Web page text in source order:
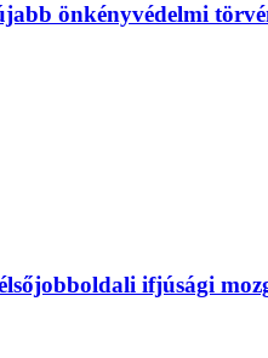
önkényvédelmi
ifjúsági